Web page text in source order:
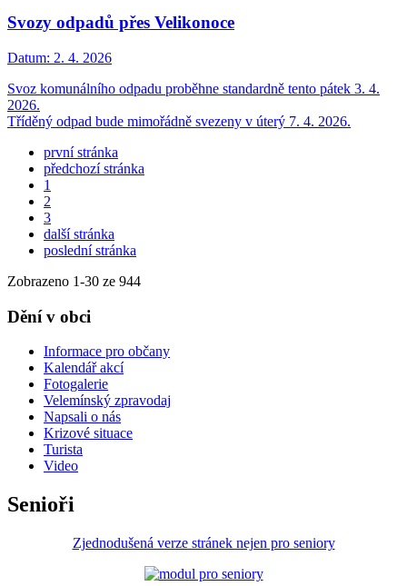
Svozy odpadů přes Velikonoce
Datum: 2. 4. 2026
Svoz komunálního odpadu proběhne standardně tento pátek 3. 4.
2026.
Tříděný odpad bude mimořádně svezeny v úterý 7. 4. 2026.
první stránka
předchozí stránka
1
2
3
další stránka
poslední stránka
Zobrazeno 1-30 ze 944
Dění v obci
Informace pro občany
Kalendář akcí
Fotogalerie
Velemínský zpravodaj
Napsali o nás
Krizové situace
Turista
Video
Senioři
Zjednodušená verze stránek nejen pro seniory